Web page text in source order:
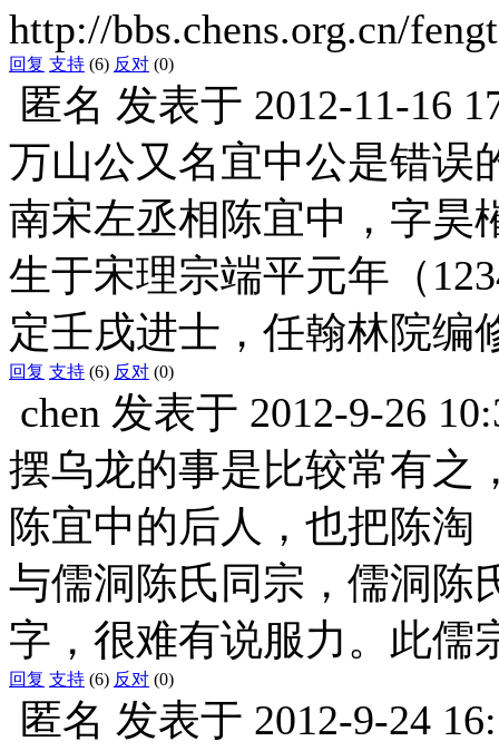
http://bbs.chens.org.cn/
回复 支持 (6) 反对 (0)
匿名 发表于 2012-11-16
万山公又名宜中公是错误
南宋左丞相陈宜中，字昊
生于宋理宗端平元年（
定壬戌进士，任翰林院编
回复 支持 (6) 反对 (0)
chen 发表于 2012-9-26
摆乌龙的事是比较常有之
陈宜中的后人，也把陈淘
与儒洞陈氏同宗，儒洞陈
字，很难有说服力。此儒
回复 支持 (6) 反对 (0)
匿名 发表于 2012-9-24